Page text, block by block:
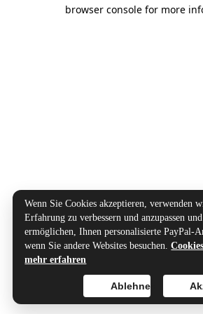
browser console for more
Wenn Sie Cookies akzeptieren, verwenden
Erfahrung zu verbessern und anzupassen
ermöglichen, Ihnen personalisierte PayPal-
wenn Sie andere Websites besuchen.
mehr erfahren
Ablehnen